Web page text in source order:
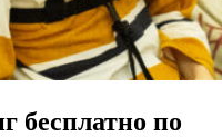
бесплатно по